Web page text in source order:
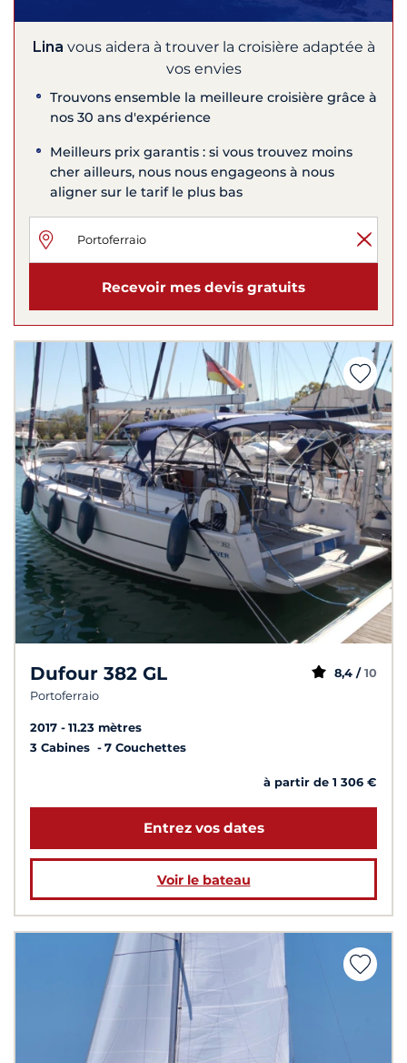
Lina vous aidera à trouver la croisière adaptée à
vos envies
Trouvons ensemble la meilleure croisière grâce à
nos 30 ans d'expérience
Meilleurs prix garantis : si vous trouvez moins
cher ailleurs, nous nous engageons à nous
aligner sur le tarif le plus bas
Recevoir mes devis gratuits
Dufour 382 GL
Portoferraio
8,4 / 10
2017
11.23 mètres
3 Cabines
7 Couchettes
à partir de 1 306 €
Entrez vos dates
Voir le bateau